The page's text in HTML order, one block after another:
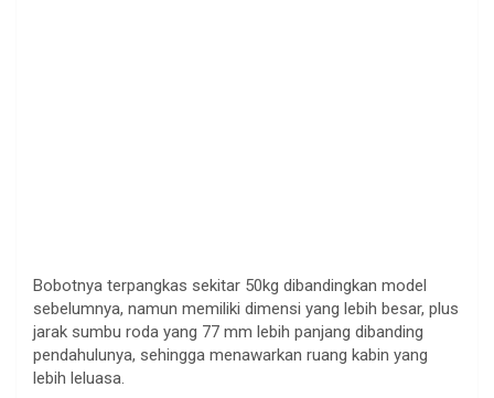
Bobotnya terpangkas sekitar 50kg dibandingkan model
sebelumnya, namun memiliki dimensi yang lebih besar, plus
jarak sumbu roda yang 77 mm lebih panjang dibanding
pendahulunya, sehingga menawarkan ruang kabin yang
lebih leluasa.